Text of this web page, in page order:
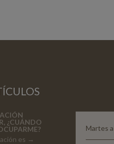
¿CUÁNDO
es
Martes